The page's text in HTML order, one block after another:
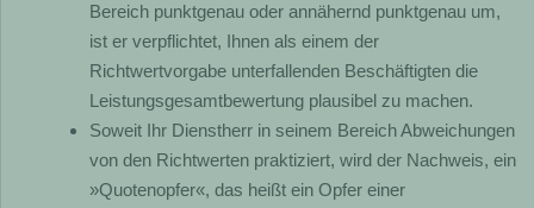
Bereich punktgenau oder annähernd punktgenau um,
ist er verpflichtet, Ihnen als einem der
Richtwertvorgabe unterfallenden Beschäftigten die
Leistungsgesamtbewertung plausibel zu machen.
Soweit Ihr Dienstherr in seinem Bereich Abweichungen
von den Richtwerten praktiziert, wird der Nachweis, ein
»Quotenopfer«, das heißt ein Opfer einer